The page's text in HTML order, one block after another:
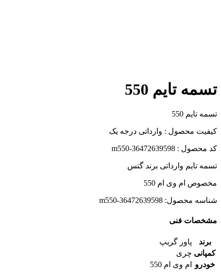
تسمه تایم 550
تسمه تایم 550
کیفیت محصول : وارداتی درجه یک
کد محصول : m550-36472639598
تسمه تایم وارداتی برند گتس
مخصوص ام وی ام 550
شناسه محصول: m550-36472639598
مشخصات فنی
برند
پاور گریپ
کمپانی چری
خودرو
ام وی ام 550